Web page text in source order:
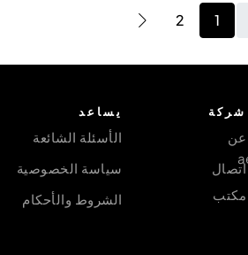
1
2
شركة
عن
اتصال
مكتب
يساعد
الأسئلة الشائعة
سياسة الخصوصية
الشروط والأحكام